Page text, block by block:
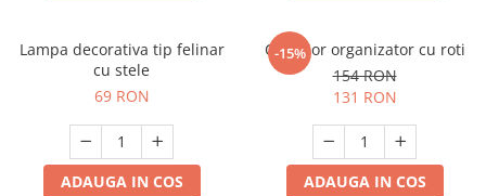
Lampa decorativa tip felinar
cu stele
69 RON
ADAUGA IN COS
-15%
Carucior organizator cu roti
154 RON
131 RON
ADAUGA IN COS